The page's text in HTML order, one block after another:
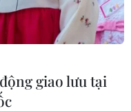
tải Nam Thành do
trưởng có 1 thuyền
giao lưu tại